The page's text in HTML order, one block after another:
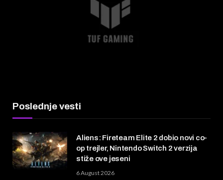
Poslednje vesti
Aliens: Fireteam Elite 2 dobio novi co-
op trejler, Nintendo Switch 2 verzija
stiže ove jeseni
6 August 2026